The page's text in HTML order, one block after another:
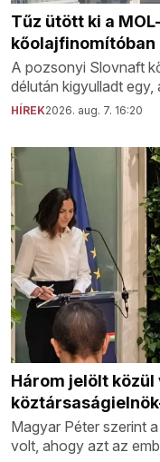
Tűz ütött ki a
kőolajfinomítóban
A pozsonyi Slovnaft
délután kigyulladt
HÍREK2026. aug. 7. 16:20
Három jelölt
Magyar Péter szerint
volt, ahogy azt az